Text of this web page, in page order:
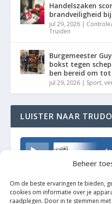
Beheer
Om de beste ervaringen te bieden,
cookies om informatie over je
raadplegen. Door in te stemmen
Handelszaken
brandveiligheid
jul 29, 2026 |
Truiden
Burgemeester
bokst tegen
ben bereid om
jul 29, 2026 | Sport,
LUISTER NAAR